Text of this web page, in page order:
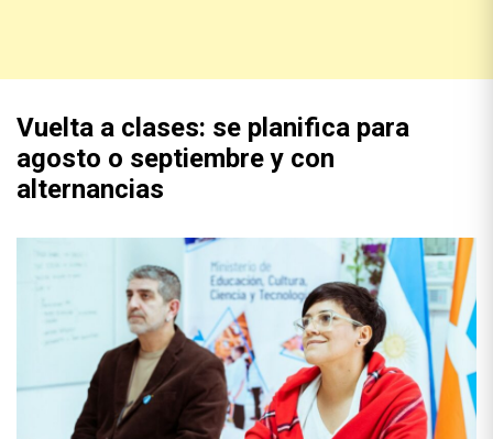
Vuelta a clases: se planifica para
agosto o septiembre y con
alternancias